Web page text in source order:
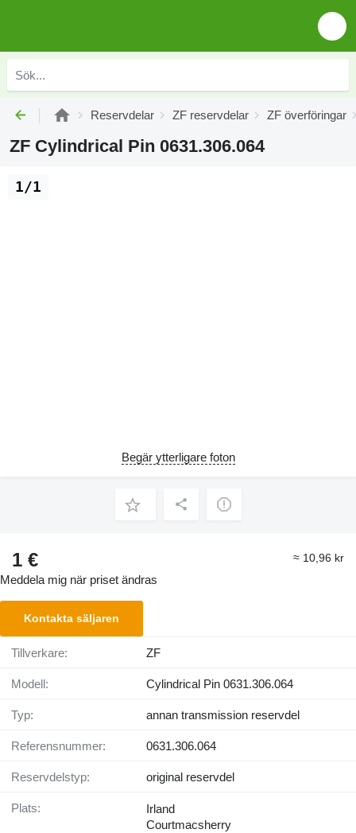
Reservdelar ZF reservdelar ZF överföringar
ZF Cylindrical Pin 0631.306.064
1/1
Begär ytterligare foton
1 € ≈ 10,96 kr
Meddela mig när priset ändras
Kontakta säljaren
Tillverkare: ZF
Modell: Cylindrical Pin 0631.306.064
Typ: annan transmission reservdel
Referensnummer: 0631.306.064
Reservdelstyp: original reservdel
Plats:
Irland
Courtmacsherry